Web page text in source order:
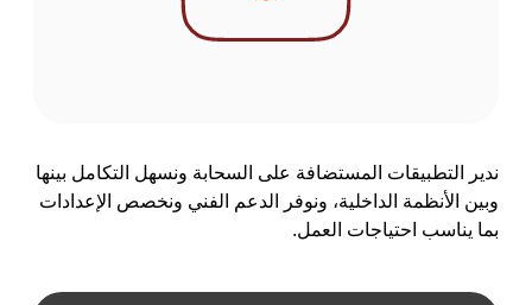
ندير التطبيقات المستضافة على السحابة ونسهل التكامل بينها
وبين الأنظمة الداخلية، ونوفر الدعم الفني ونخصص الإعدادات
بما يناسب احتياجات العمل.